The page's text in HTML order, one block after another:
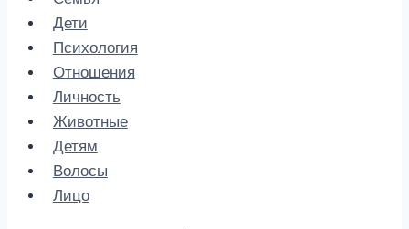
Дети
Психология
Отношения
Личность
Животные
Детям
Волосы
Лицо